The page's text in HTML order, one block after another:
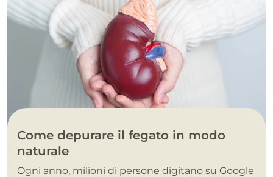
Come depurare il fegato in modo
naturale
Ogni anno, milioni di persone digitano su Google